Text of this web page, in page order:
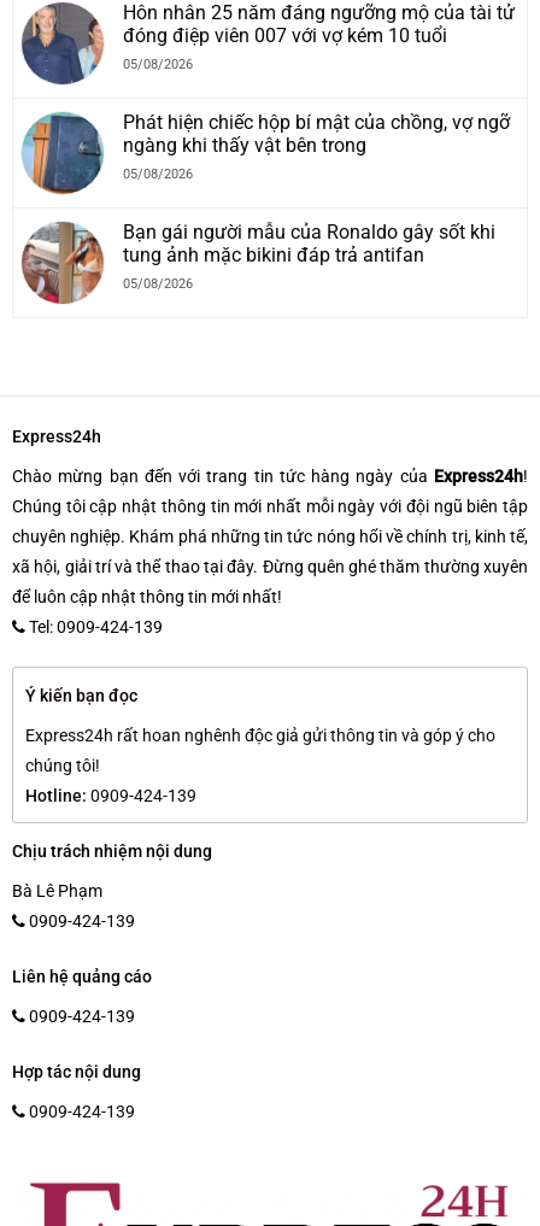
Hôn nhân 25 năm đáng ngưỡng mộ của tài tử
đóng điệp viên 007 với vợ kém 10 tuổi
05/08/2026
Phát hiện chiếc hộp bí mật của chồng, vợ ngỡ
ngàng khi thấy vật bên trong
05/08/2026
Bạn gái người mẫu của Ronaldo gây sốt khi
tung ảnh mặc bikini đáp trả antifan
05/08/2026
Express24h
Chào mừng bạn đến với trang tin tức hàng ngày của Express24h!
Chúng tôi cập nhật thông tin mới nhất mỗi ngày với đội ngũ biên tập
chuyên nghiệp. Khám phá những tin tức nóng hổi về chính trị, kinh tế,
xã hội, giải trí và thể thao tại đây. Đừng quên ghé thăm thường xuyên
để luôn cập nhật thông tin mới nhất!
Tel: 0909-424-139
Ý kiến bạn đọc
Express24h rất hoan nghênh độc giả gửi thông tin và góp ý cho
chúng tôi!
Hotline: 0909-424-139
Chịu trách nhiệm nội dung
Bà Lê Phạm
0909-424-139
Liên hệ quảng cáo
0909-424-139
Hợp tác nội dung
0909-424-139